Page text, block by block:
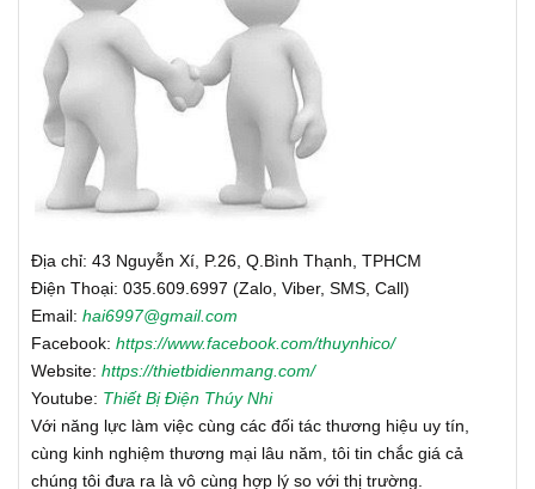
Địa chỉ: 43 Nguyễn Xí, P.26, Q.Bình Thạnh, TPHCM
Điện Thoại: 035.609.6997 (Zalo, Viber, SMS, Call)
Email: hai6997@gmail.com
Facebook: https://www.facebook.com/thuynhico/
Website: https://thietbidienmang.com/
Youtube: Thiết Bị Điện Thúy Nhi
Với năng lực làm việc cùng các đối tác thương hiệu uy tín,
cùng kinh nghiệm thương mại lâu năm, tôi tin chắc giá cả
chúng tôi đưa ra là vô cùng hợp lý so với thị trường.